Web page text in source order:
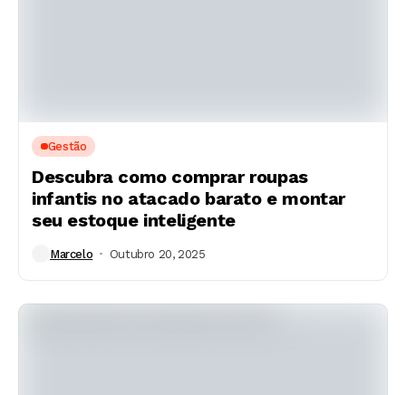
Gestão
Descubra como comprar roupas
infantis no atacado barato e montar
seu estoque inteligente
Marcelo Outubro 20, 2025